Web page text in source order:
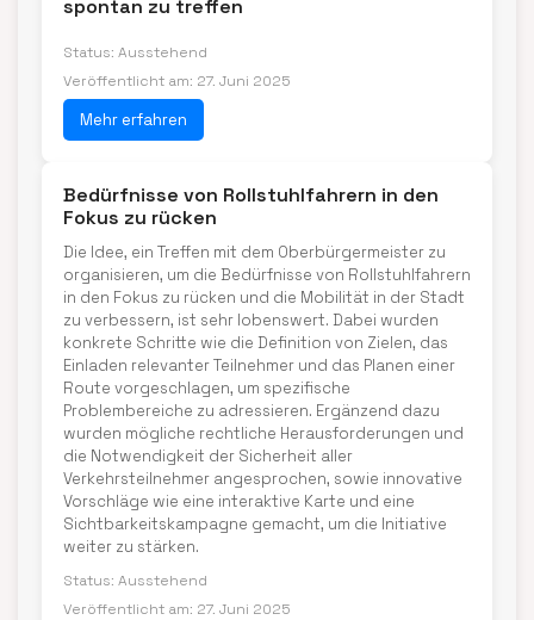
spontan zu treffen
Status: Ausstehend
Veröffentlicht am: 27. Juni 2025
Mehr erfahren
Bedürfnisse von Rollstuhlfahrern in den
Fokus zu rücken
Die Idee, ein Treffen mit dem Oberbürgermeister zu
organisieren, um die Bedürfnisse von Rollstuhlfahrern
in den Fokus zu rücken und die Mobilität in der Stadt
zu verbessern, ist sehr lobenswert. Dabei wurden
konkrete Schritte wie die Definition von Zielen, das
Einladen relevanter Teilnehmer und das Planen einer
Route vorgeschlagen, um spezifische
Problembereiche zu adressieren. Ergänzend dazu
wurden mögliche rechtliche Herausforderungen und
die Notwendigkeit der Sicherheit aller
Verkehrsteilnehmer angesprochen, sowie innovative
Vorschläge wie eine interaktive Karte und eine
Sichtbarkeitskampagne gemacht, um die Initiative
weiter zu stärken.
Status: Ausstehend
Veröffentlicht am: 27. Juni 2025